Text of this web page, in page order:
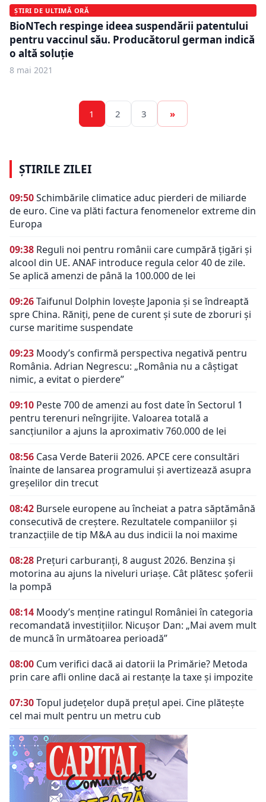
ȘTIRI DE ULTIMĂ ORĂ
BioNTech respinge ideea suspendării patentului
pentru vaccinul său. Producătorul german indică
o altă soluție
8 mai 2021
1 2 3 »
ȘTIRILE ZILEI
09:50Schimbările climatice aduc pierderi de miliarde
de euro. Cine va plăti factura fenomenelor extreme din
Europa
09:38 Reguli noi pentru românii care cumpără țigări și
alcool din UE. ANAF introduce regula celor 40 de zile.
Se aplică amenzi de până la 100.000 de lei
09:26Taifunul Dolphin lovește Japonia și se îndreaptă
spre China. Răniți, pene de curent și sute de zboruri și
curse maritime suspendate
09:23 Moody’s confirmă perspectiva negativă pentru
România. Adrian Negrescu: „România nu a câștigat
nimic, a evitat o pierdere”
09:10 Peste 700 de amenzi au fost date în Sectorul 1
pentru terenuri neîngrijite. Valoarea totală a
sancțiunilor a ajuns la aproximativ 760.000 de lei
08:56 Casa Verde Baterii 2026. APCE cere consultări
înainte de lansarea programului și avertizează asupra
greșelilor din trecut
08:42 Bursele europene au încheiat a patra săptămână
consecutivă de creștere. Rezultatele companiilor și
tranzacțiile de tip M&A au dus indicii la noi maxime
08:28 Prețuri carburanți, 8 august 2026. Benzina și
motorina au ajuns la niveluri uriașe. Cât plătesc șoferii
la pompă
08:14 Moody’s menține ratingul României în categoria
recomandată investițiilor. Nicușor Dan: „Mai avem mult
de muncă în următoarea perioadă”
08:00 Cum verifici dacă ai datorii la Primărie? Metoda
prin care afli online dacă ai restanțe la taxe și impozite
07:30Topul județelor după prețul apei. Cine plătește
cel mai mult pentru un metru cub